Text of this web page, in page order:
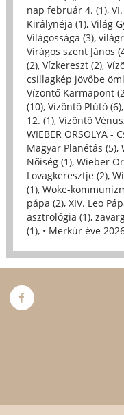
nap február 4. (1),
Királynéja (1), Világ
Világossága (3),
Virágos szent János
(2), Vízkereszt (2),
csillagkép jövőbe
Vízöntő Karmapont
(10), Vízöntő Plútó (6),
12. (1), Vízöntő
WIEBER ORSOLYA -
Magyar Planétás (5),
Nőiség (1), Wieber
Lovagkeresztje (2),
(1), Woke-
pápa (2), XIV. Leo
asztrológia (1),
(1), • Merkúr éve